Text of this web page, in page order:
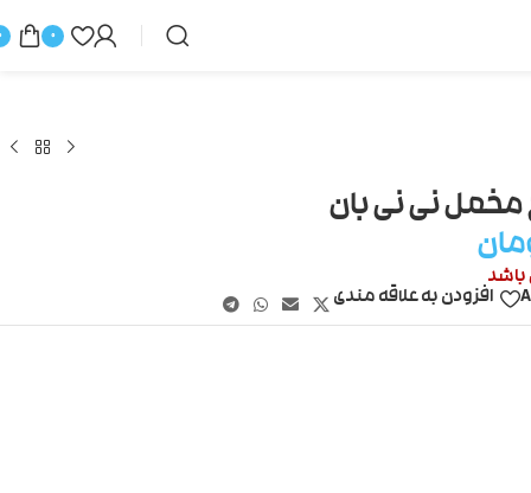
0
مخمل نی نی بان
باشد
افزودن به علاقه مندی